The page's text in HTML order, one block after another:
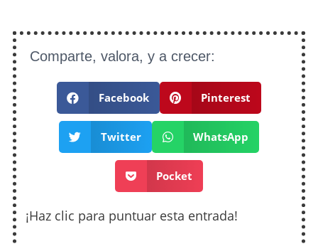
Comparte, valora, y a crecer:
Facebook Pinterest
Twitter WhatsApp
Pocket
¡Haz clic para puntuar esta entrada!